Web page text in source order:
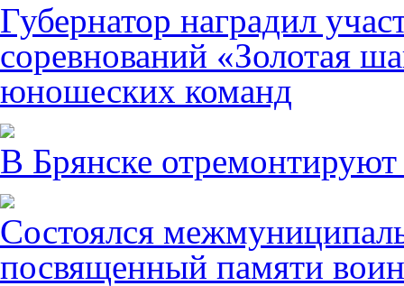
Губернатор наградил
соревнований «Золотая
юношеских команд
В Брянске
Состоялся
посвященный памяти